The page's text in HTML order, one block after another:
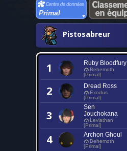
Primal
Pistosabreur
1 Ruby Bloodfury
Behemoth
[Primal]
2 Dread Ross
Exodus
[Primal]
3
Sen
Jouchokana
Leviathan
[Primal]
4 Archon Ghoul
Behemoth
[Primal]